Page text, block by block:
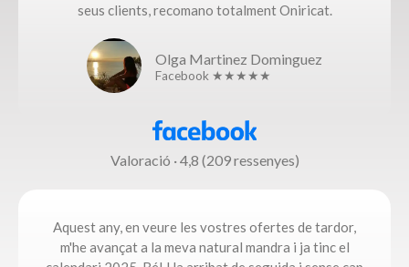
seus clients, recomano totalment Oniricat.
Olga Martinez Dominguez
Facebook ★★★★★
Valoració · 4,8 (209 ressenyes)
Aquest any, en veure les vostres ofertes de tardor,
m'he avançat a la meva natural mandra i ja tinc el